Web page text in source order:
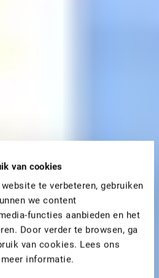
van cookies
te verbeteren, gebruiken
we content
functies aanbieden en het
Door verder te browsen, ga
van cookies. Lees ons
informatie.